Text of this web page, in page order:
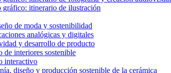
gráfico: itinerario de ilustración
de moda y sostenibilidad
analógicas y digitales
y desarrollo de producto
de interiores sostenible
interactivo
diseño y producción sostenible de la cerámica